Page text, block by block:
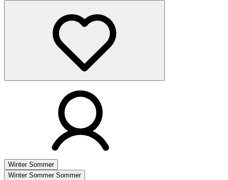
Winter Sommer
Winter Sommer Sommer